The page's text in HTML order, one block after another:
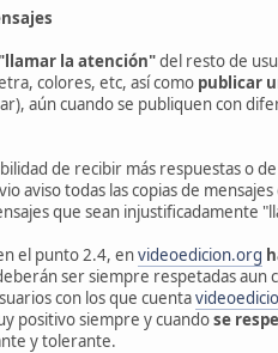
la atención"del resto de
colores, etc, así como publicar
aún cuando se publiquen con
de recibir más respuestas o
aviso todas las copias de
que sean injustificadamente
el punto 2.4, envideoedicion.org
ser siempre respetadas aun
con los que cuenta
positivo siempre y cuandose
y tolerante.